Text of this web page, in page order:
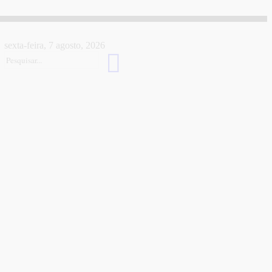
sexta-feira, 7 agosto, 2026